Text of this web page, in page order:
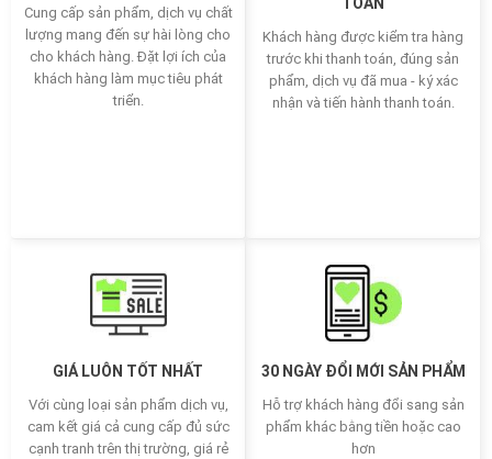
Cung cấp sản phẩm, dịch vụ chất
lượng mang đến sự hài lòng cho
cho khách hàng. Đặt lợi ích của
khách hàng làm mục tiêu phát
triển.
TOÁN
Khách hàng được kiểm tra hàng
trước khi thanh toán, đúng sản
phẩm, dịch vụ đã mua - ký xác
nhận và tiến hành thanh toán.
GIÁ LUÔN TỐT NHẤT
Với cùng loại sản phẩm dịch vụ,
cam kết giá cả cung cấp đủ sức
cạnh tranh trên thị trường, giá rẻ
30 NGÀY ĐỔI MỚI SẢN PHẨM
Hỗ trợ khách hàng đổi sang sản
phẩm khác bằng tiền hoặc cao
hơn